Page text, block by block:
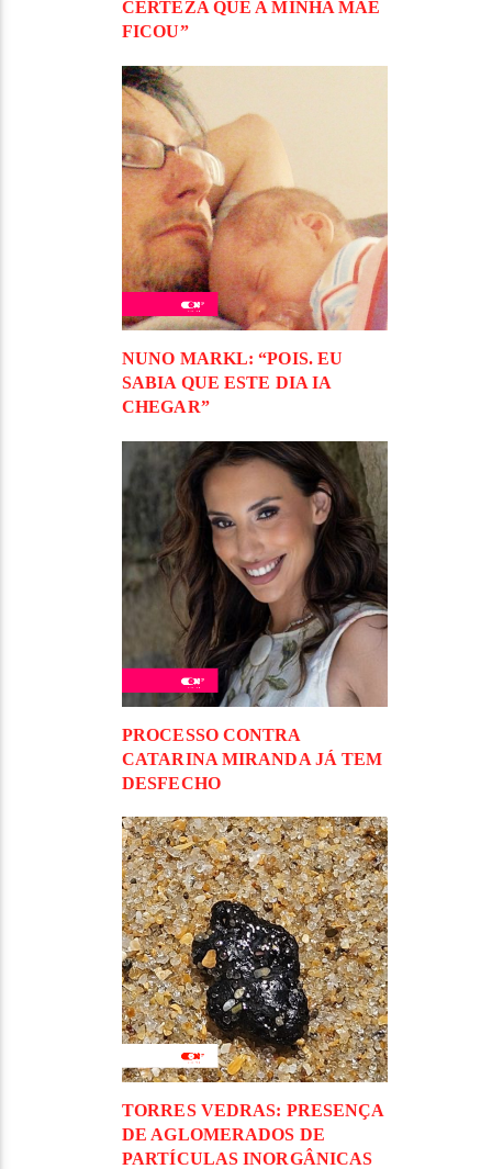
CERTEZA QUE A MINHA MÃE
FICOU”
NUNO MARKL: “POIS. EU
SABIA QUE ESTE DIA IA
CHEGAR”
PROCESSO CONTRA
CATARINA MIRANDA JÁ TEM
DESFECHO
TORRES VEDRAS: PRESENÇA
DE AGLOMERADOS DE
PARTÍCULAS INORGÂNICAS